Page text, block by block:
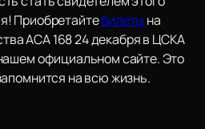
Приобретайтебилеты на
АСА 168 24 декабря в ЦСКА
официальном сайте. Это
на всю жизнь.